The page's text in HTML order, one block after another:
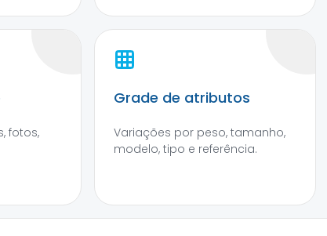
fotos,
Grade de atributos
Variações por peso, tamanho,
modelo, tipo e referência.